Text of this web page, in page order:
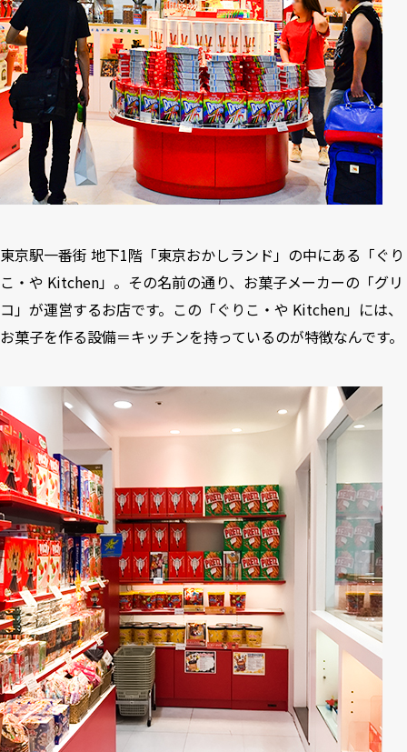
東京駅一番街 地下1階「東京おかしランド」の中にある「ぐり
こ・や Kitchen」。その名前の通り、お菓子メーカーの「グリ
コ」が運営するお店です。この「ぐりこ・や Kitchen」には、
お菓子を作る設備＝キッチンを持っているのが特徴なんです。